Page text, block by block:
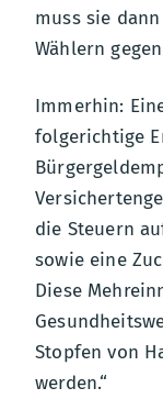
muss sie
Wählern
Immerhin:
folgerichtige
die Steuern
sowie eine
Diese
Stopfen von
werden.“